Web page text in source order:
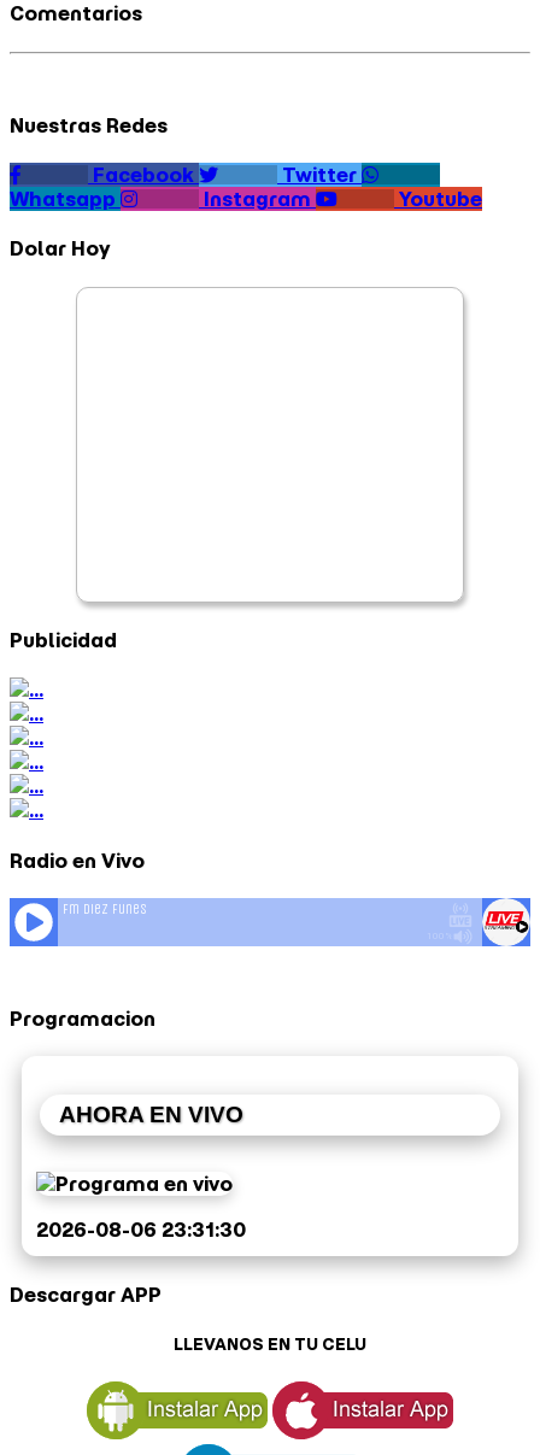
Comentarios
Nuestras Redes
Facebook
Twitter
Whatsapp
Instagram Youtube
Dolar Hoy
Publicidad
Radio en Vivo
Programacion
AHORA EN VIVO
Descargar APP